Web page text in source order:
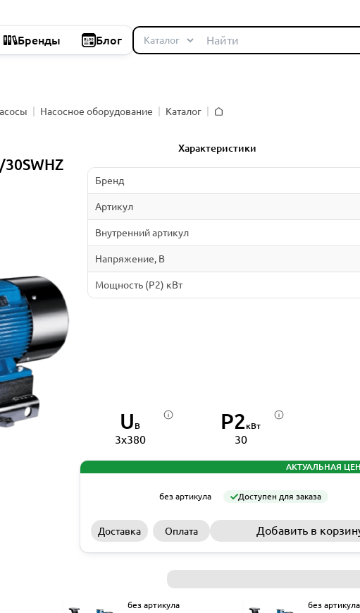
Бренды Блог
Насосное оборудование
Каталог
Характеристики
Бренд
Артикул
Внутренний артикул
Напряжение, В
Мощность (P2) кВт
U В
3x380
P2кВт
30
АКТУАЛЬНАЯ
без артикула Доступен для заказа
Доставка Оплата Добавить в
без артикула без артикула